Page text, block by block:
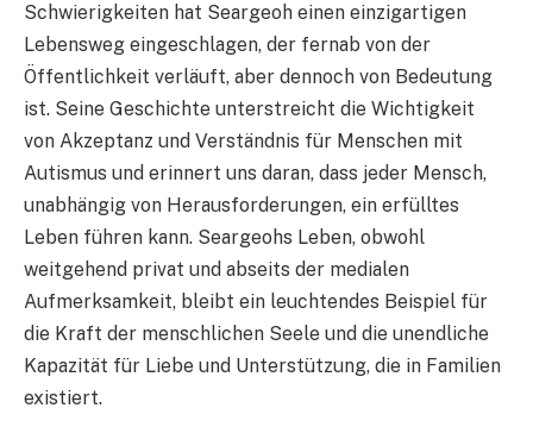
Schwierigkeiten hat Seargeoh einen einzigartigen
Lebensweg eingeschlagen, der fernab von der
Öffentlichkeit verläuft, aber dennoch von Bedeutung
ist. Seine Geschichte unterstreicht die Wichtigkeit
von Akzeptanz und Verständnis für Menschen mit
Autismus und erinnert uns daran, dass jeder Mensch,
unabhängig von Herausforderungen, ein erfülltes
Leben führen kann. Seargeohs Leben, obwohl
weitgehend privat und abseits der medialen
Aufmerksamkeit, bleibt ein leuchtendes Beispiel für
die Kraft der menschlichen Seele und die unendliche
Kapazität für Liebe und Unterstützung, die in Familien
existiert.